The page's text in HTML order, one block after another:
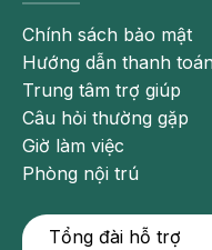
thay thế cho việc chẩn
Theo dõi fanpage
để biết thêm
https://
Chính sách bảo mật
Hướng dẫn thanh
Trung tâm trợ giúp
Câu hỏi thường gặp
Giờ làm việc
Phòng nội trú
Tổng đài hỗ trợ